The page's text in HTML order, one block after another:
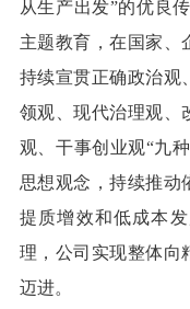
从生产出发”的优良
主题教育，在国家、
持续宣贯正确政治观
领观、现代治理观、
观、干事创业观“九
思想观念，持续推动
提质增效和低成本
理，公司实现整体向
迈进。